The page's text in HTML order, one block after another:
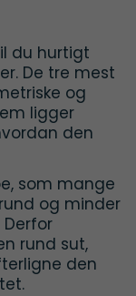
du hurtigt
De tre mest
og
ligger
den
som mange
og minder
rund sut,
den